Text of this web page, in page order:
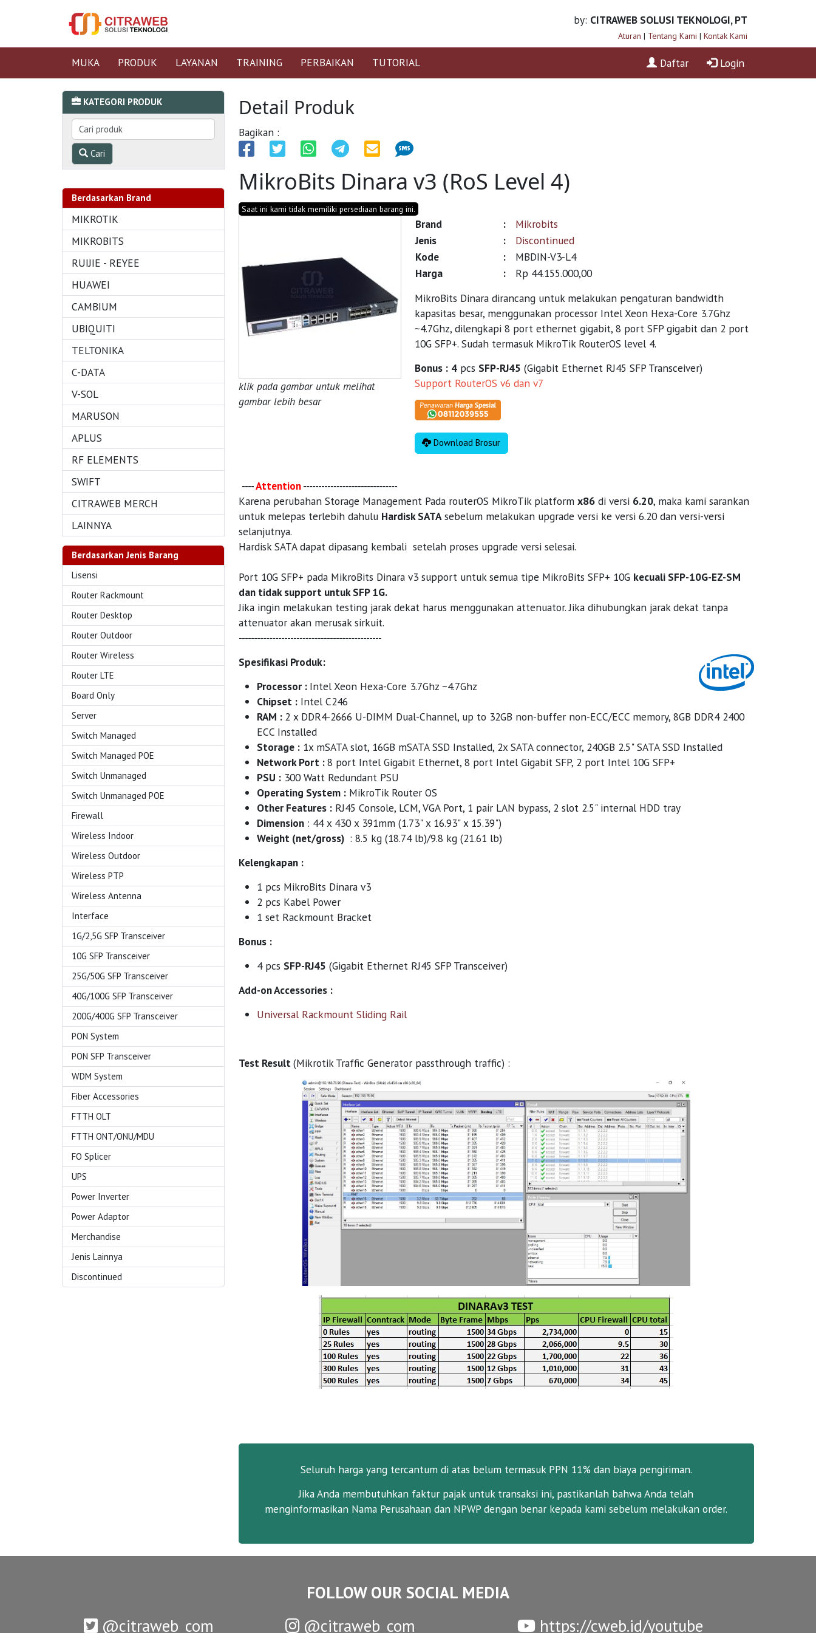
by: CITRAWEB SOLUSI TEKNOLOGI, PT
Aturan | Tentang Kami | Kontak Kami
MUKA PRODUK LAYANAN TRAINING PERBAIKAN TUTORIAL Daftar Login
KATEGORI PRODUK
Cari
Berdasarkan Brand
MIKROTIK
MIKROBITS
RUIJIE - REYEE
HUAWEI
CAMBIUM
UBIQUITI
TELTONIKA
C-DATA
V-SOL
MARUSON
APLUS
RF ELEMENTS
SWIFT
CITRAWEB MERCH
LAINNYA
Berdasarkan Jenis Barang
Lisensi
Router Rackmount
Router Desktop
Router Outdoor
Router Wireless
Router LTE
Board Only
Server
Switch Managed
Switch Managed POE
Switch Unmanaged
Switch Unmanaged POE
Firewall
Wireless Indoor
Wireless Outdoor
Wireless PTP
Wireless Antenna
Interface
1G/2,5G SFP Transceiver
10G SFP Transceiver
25G/50G SFP Transceiver
40G/100G SFP Transceiver
200G/400G SFP Transceiver
PON System
PON SFP Transceiver
WDM System
Fiber Accessories
FTTH OLT
FTTH ONT/ONU/MDU
FO Splicer
UPS
Power Inverter
Power Adaptor
Merchandise
Jenis Lainnya
Discontinued
Detail Produk
Bagikan :
MikroBits Dinara v3 (RoS Level 4)
Saat ini kami tidak memiliki persediaan barang ini.
klik pada gambar untuk melihat
gambar lebih besar
Brand :
Mikrobits
Jenis
:
Discontinued
Kode
:
MBDIN-V3-L4
Harga
:
Rp 44.155.000,00
MikroBits Dinara dirancang untuk melakukan pengaturan bandwidth
kapasitas besar, menggunakan processor Intel Xeon Hexa-Core 3.7Ghz
~4.7Ghz, dilengkapi 8 port ethernet gigabit, 8 port SFP gigabit dan 2 port
10G SFP+. Sudah termasuk MikroTik RouterOS level 4.
Bonus : 4 pcs SFP-RJ45 (Gigabit Ethernet RJ45 SFP Transceiver)
Support RouterOS v6 dan v7
Download Brosur
----Attention-------------------------------
Karena perubahan Storage Management Pada routerOS MikroTik platform x86di versi 6.20, maka kami sarankan
untuk melepas terlebih dahulu Hardisk SATAsebelum melakukan upgrade versi ke versi 6.20 dan versi-versi
selanjutnya.
Hardisk SATA dapat dipasang kembali setelah proses upgrade versi selesai.
Port 10G SFP+ pada MikroBits Dinara v3 support untuk semua tipe MikroBits SFP+ 10G kecuali SFP-10G-EZ-SM
dan tidak support untuk SFP 1G.
Jika ingin melakukan testing jarak dekat harus menggunakan attenuator. Jika dihubungkan jarak dekat tanpa
attenuator akan merusak sirkuit.
-----------------------------------------------
Spesifikasi Produk:
Processor : Intel Xeon Hexa-Core 3.7Ghz ~4.7Ghz
Chipset :Intel C246
RAM : 2 x DDR4-2666 U-DIMM Dual-Channel, up to 32GB non-buffer non-ECC/ECC memory, 8GB DDR4 2400
ECC Installed
Storage :1x mSATA slot, 16GB mSATA SSD Installed, 2x SATA connector, 240GB 2.5" SATA SSD Installed
Network Port :8 port Intel Gigabit Ethernet, 8 port Intel Gigabit SFP, 2 port Intel 10G SFP+
PSU :300 Watt Redundant PSU
Operating System :MikroTik Router OS
Other Features :RJ45 Console, LCM, VGA Port, 1 pair LAN bypass, 2 slot 2.5" internal HDD tray
Dimension: 44 x 430 x 391mm (1.73" x 16.93" x 15.39")
Weight (net/gross) : 8.5 kg (18.74 lb)/9.8 kg (21.61 lb)
Kelengkapan :
1 pcs MikroBits Dinara v3
2 pcs Kabel Power
1 set Rackmount Bracket
Bonus :
4 pcs SFP-RJ45 (Gigabit Ethernet RJ45 SFP Transceiver)
Add-on Accessories :
Universal Rackmount Sliding Rail
Test Result(Mikrotik Traffic Generator passthrough traffic) :
Seluruh harga yang tercantum di atas belum termasuk PPN 11% dan biaya pengiriman.
Jika Anda membutuhkan faktur pajak untuk transaksi ini, pastikanlah bahwa Anda telah
menginformasikan Nama Perusahaan dan NPWP dengan benar kepada kami sebelum melakukan order.
FOLLOW OUR SOCIAL MEDIA
@citraweb_com
@citraweb_com https://cweb.id/youtube